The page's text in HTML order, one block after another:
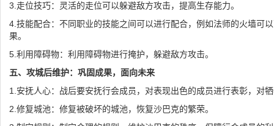
3.走位技巧：灵活的走位可以躲避敌方攻击，提高生存能力。
4.技能配合：不同职业的技能之间可以进行配合，例如法师的火墙可
果。
5.利用障碍物：利用障碍物进行掩护，躲避敌方攻击。
五、攻城后维护：巩固成果，面向未来
1.安抚人心：战后要安抚行会成员，对表现出色的成员进行表彰，对
2.修复城池：修复被破坏的城池，恢复沙巴克的繁荣。